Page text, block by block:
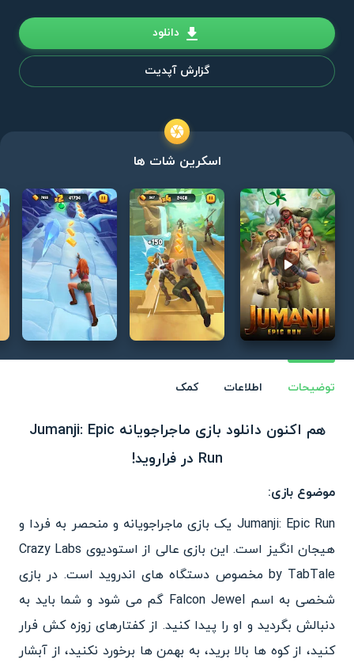
دانلود
گزارش آپدیت
اسکرین شات ها
Play video
توضیحات اطلاعات کمک
هم اکنون دانلود بازی ماجراجویانه Jumanji: Epic
Run در فراروید!
موضوع بازی:
Jumanji: Epic Run یک بازی ماجراجویانه و منحصر به فردا و
هیجان انگیز است. این بازی عالی از استودیوی Crazy Labs
by TabTale مخصوص دستگاه های اندروید است. در بازی
شخصی به اسم Falcon Jewel گم می شود و شما باید به
دنبالش بگردید و او را پیدا کنید. از کفتارهای زوزه کش فرار
کنید، از کوه ها بالا برید، به بهمن ها برخورد نکنید، از آبشار